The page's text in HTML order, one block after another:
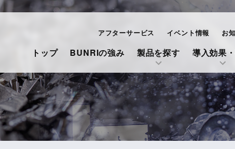
トップ
BUNRIの強み 製品を探す 導入効果
アフターサービス イベント情報 お